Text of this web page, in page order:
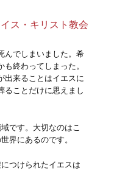
ス・キリスト教会
んでしまいました。希
も終わってしまった。
出来ることはイエスに
ることだけに思えまし
です。大切なのはこ
界にあるのです。
つけられたイエスは